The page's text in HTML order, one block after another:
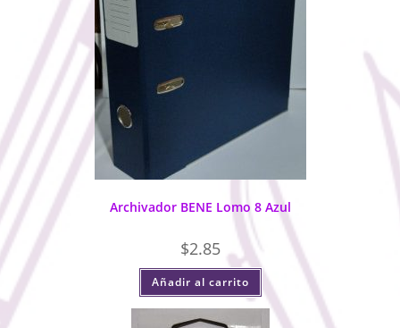
Archivador BENE Lomo 8 Azul
$2.85
Añadir al carrito